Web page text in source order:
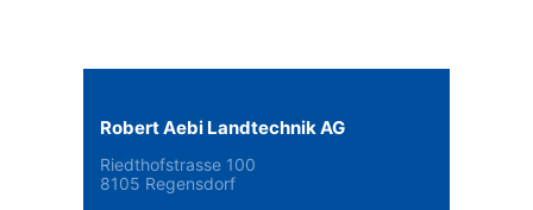
Robert Aebi Landtechnik AG
Riedthofstrasse 100
8105 Regensdorf